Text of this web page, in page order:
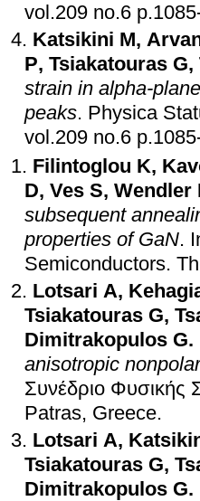
vol.209 no.6
Katsikini M,
P, Tsiakatouras G,
strain in alpha-
peaks. Physica
vol.209 no.6
Filintoglou K,
D, Ves S, Wendler
subsequent
properties of GaN.
Semiconductors.
Lotsari A,
Tsiakatouras G,
Dimitrakopulos G.
anisotropic
Συνέδριο Φυσικής
Patras, Greece.
Lotsari Α,
Tsiakatouras G,
Dimitrakopulos G.